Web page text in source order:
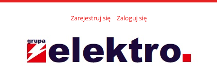
Zarejestruj się Zaloguj się